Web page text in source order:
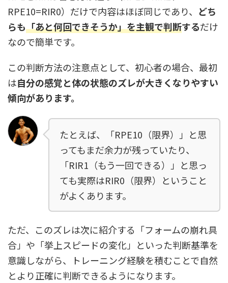
RPE10=RIR0）だけで内容はほぼ同じであり、 どち
らも「あと何回できそうか」を主観で判断するだけ
なので簡単です。
この判断方法の注意点として、初心者の場合、最初
は自分の感覚と体の状態のズレが大きくなりやすい
傾向があります。
たとえば、「RPE10（限界）」と思
ってもまだ余力が残っていたり、
「RIR1（もう一回できる）」と思っ
ても実際はRIR0（限界）ということ
がよくあります。
ただ、このズレは次に紹介する「フォームの崩れ具
合」や「挙上スピードの変化」といった判断基準を
意識しながら、トレーニング経験を積むことで自然
とより正確に判断できるようになります。